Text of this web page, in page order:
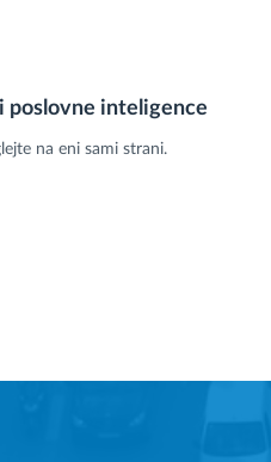
poslovne inteligence
na eni sami strani.